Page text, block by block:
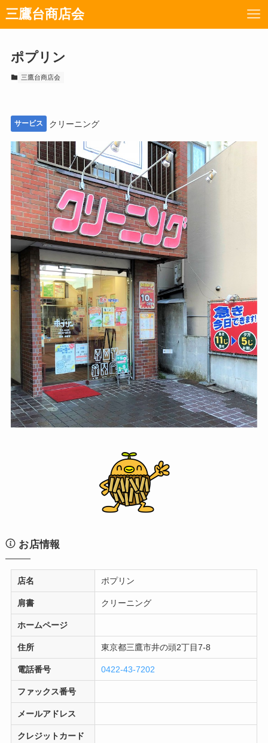
三鷹台商店会
ポプリン
三鷹台商店会
サービス クリーニング
お店情報
店名 ポプリン
肩書 クリーニング
ホームページ
住所 東京都三鷹市井の頭2丁目7-8
電話番号 0422-43-7202
ファックス番号
メールアドレス
クレジットカード